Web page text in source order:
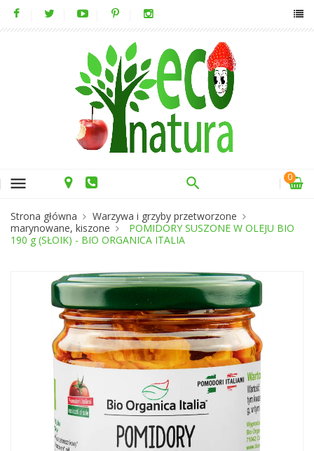
menu 0
Strona główna
Warzywa i grzyby przetworzone
marynowane, kiszone
POMIDORY SUSZONE W OLEJU BIO
190 g (SŁOIK) - BIO ORGANICA ITALIA